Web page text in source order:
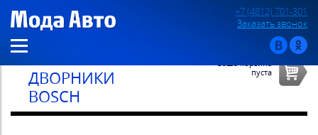
+7 (4812) 701-301
Заказать звонок
ДВОРНИКИ
BOSCH
Ваша корзина
пуста